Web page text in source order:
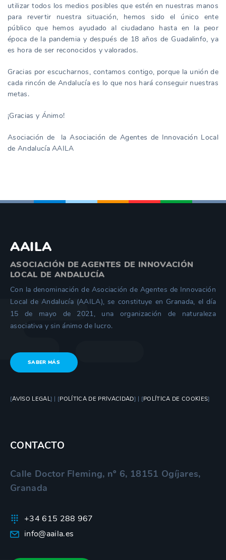
utilizar todos los medios posibles que estén en nuestras manos
para revertir nuestra situación, hemos sido el único ente
público que hemos ayudado al ciudadano hasta en la peor
época de la pandemia y después de 18 años de Guadalinfo, ya
es hora de ser reconocidos y valorados.
Gracias por escucharnos, contamos contigo, porque la unión de
cada rincón de Andalucía es lo que nos hará conseguir nuestras
metas.
¡Gracias y Ánimo!
Asociación de la Asociación de Agentes de Innovación Local
de Andalucía AAILA
AAILA
ASOCIACIÓN DE AGENTES DE INNOVACIÓN
LOCAL DE ANDALUCÍA
Con la denominación de Asociación de Agentes de Innovación
Local de Andalucía (AAILA), se constituye en Granada, el día
15 de mayo de 2021, una organización de naturaleza
asociativa y sin ánimo de lucro.
SABER MÁS
[AVISO LEGAL] | [POLÍTICA DE PRIVACIDAD] | [POLÍTICA DE COOKIES]
CONTACTO
Calle Doctor Fleming, nº 6, 18151 Ogíjares,
Granada
+34 615 288 967
info@aaila.es